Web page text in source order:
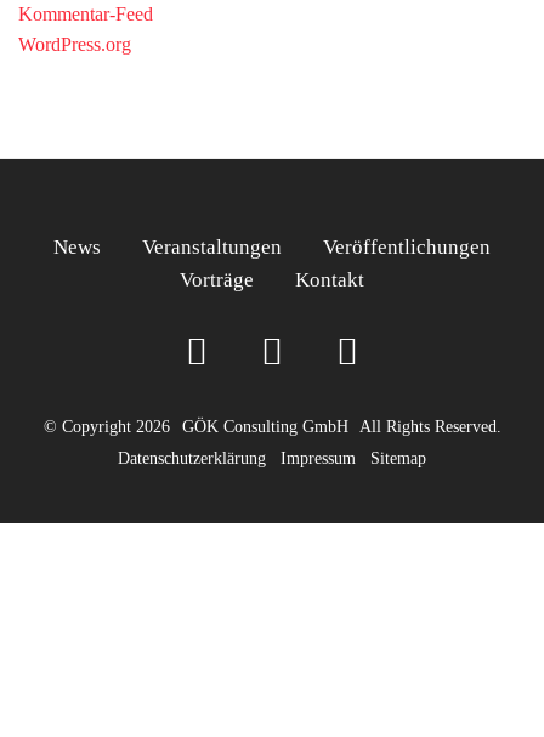
Kommentar-Feed
WordPress.org
News Veranstaltungen
Veröffentlichungen
Vorträge
Kontakt
© Copyright 2026 GÖK Consulting GmbH
All Rights Reserved.
Datenschutzerklärung
Impressum Sitemap